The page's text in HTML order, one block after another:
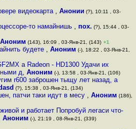
видеокарта , Анонии (?), 10:11 , 03-
то намайнишь , пох. (?), 15:44 , 03-
Аноним (143), 16:09 , 03-Янв-21, (143) +1
будете ,Аноним (-), 18:22 , 03-Янв-21,
а Radeon - HD1300 Удачи их
д, Аноним (-), 13:58 , 03-Янв-21, (106)
r600 заброшен тыщу лет назад, а
(?), 15:38 , 03-Янв-21, (134)
патчи таки идут в месу , Аноним (186),
и работает Попробуй легаси что-
Аноним (-), 21:19 , 08-Янв-21, (339)